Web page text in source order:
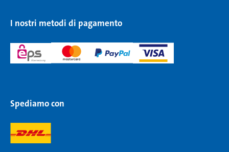
I nostri metodi di pagamento
Spediamo con